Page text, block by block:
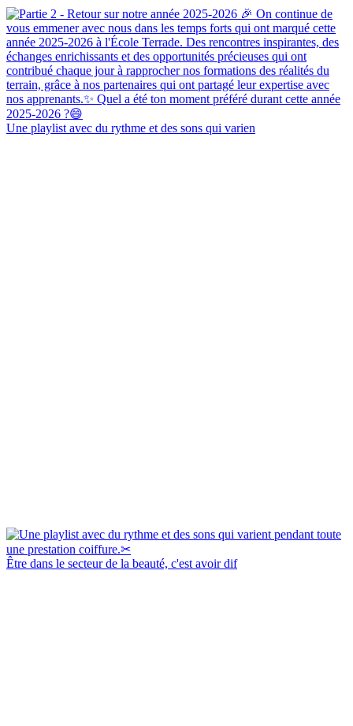
Une playlist avec du rythme et des sons qui varien
Être dans le secteur de la beauté, c'est avoir dif